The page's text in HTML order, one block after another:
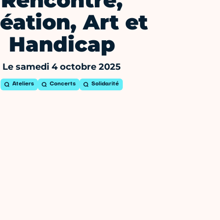
Art et
Handicap
Le samedi 4 octobre 2025
Ateliers Concerts Solidarité